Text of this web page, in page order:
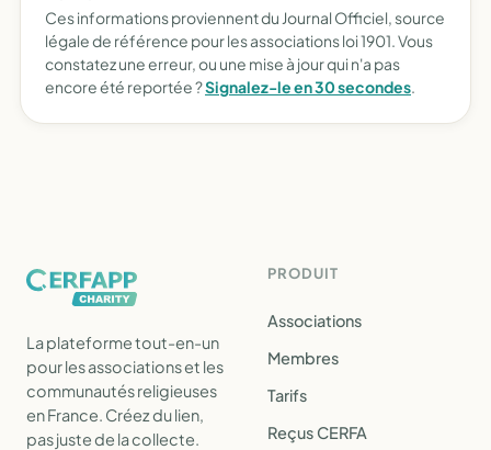
Ces informations proviennent du Journal Officiel, source
légale de référence pour les associations loi 1901. Vous
constatez une erreur, ou une mise à jour qui n'a pas
encore été reportée ?Signalez-le en 30 secondes.
La plateforme tout-en-un
pour les associations et les
communautés religieuses
en France. Créez du lien,
pas juste de la collecte.
PRODUIT
Associations
Membres
Tarifs
Reçus CERFA